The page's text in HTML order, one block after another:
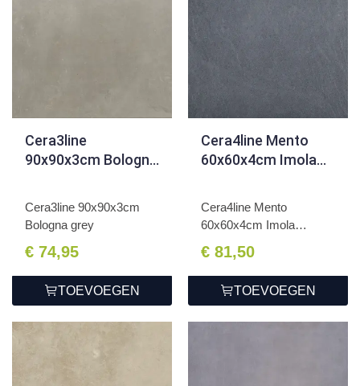
Cera3line
90x90x3cm Bologna
Cera3line 90x90x3cm
Bologna grey
€ 74,95
TOEVOEGEN
Cera4line Mento
60x60x4cm Imola
Cera4line Mento
60x60x4cm Imola
€ 81,50
TOEVOEGEN